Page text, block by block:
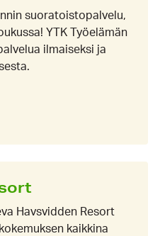
suoratoistopalvelu,
YTK Työelämän
ilmaiseksi ja
Havsvidden Resort
kaikkina